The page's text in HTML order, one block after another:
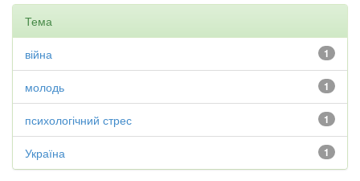
Тема
1
війна
1
молодь
1
психологічний стрес
1
Україна